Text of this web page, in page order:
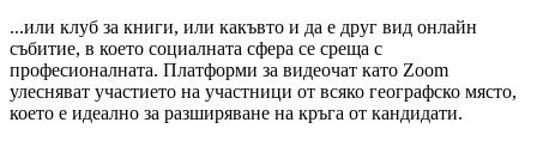
...или клуб за книги, или какъвто и да е друг вид онлайн
събитие, в което социалната сфера се среща с
професионалната. Платформи за видеочат като Zoom
улесняват участието на участници от всяко географско място,
което е идеално за разширяване на кръга от кандидати.